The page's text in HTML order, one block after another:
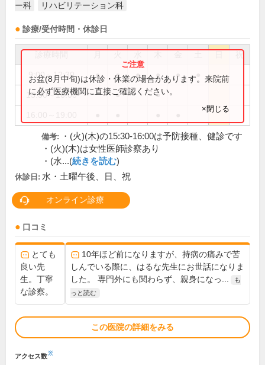
ー科
リハビリテーション科
診療/受付時間・休診日
祝
9:00～12:30 ● ● ● ● ●
15:30～16:00 ● ●
お盆(8月中旬)は休診・休業の場合があります。来院前
に必ず医療機関に直接ご確認ください。
×閉じる
備考:
・(火)(木)の15:30-16:00は予防接種、健診です
・(火)(木)は女性医師診察あり
・(水...(続きを読む)
休診日: 水・土曜午後、日、祝
オンライン診療
口コミ
とても
良い先
生。丁寧
な診察。
10年ほど前になりますが、持病の痛みで苦
しんでいる際に、はるな先生にお世話になりま
した。 専門外にも関わらず、親身になっ...
も
っと読む
この医院の詳細をみる
アクセス数※